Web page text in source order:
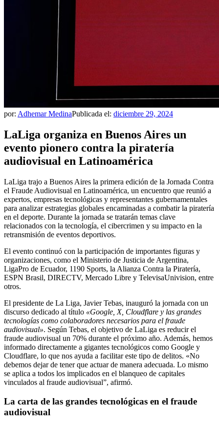
por: Adhemar MedinaPublicada el: diciembre 29, 2024
LaLiga organiza en Buenos Aires un
evento pionero contra la piratería
audiovisual en Latinoamérica
LaLiga trajo a Buenos Aires la primera edición de la Jornada Contra
el Fraude Audiovisual en Latinoamérica, un encuentro que reunió a
expertos, empresas tecnológicas y representantes gubernamentales
para analizar estrategias globales encaminadas a combatir la piratería
en el deporte. Durante la jornada se tratarán temas clave
relacionados con la tecnología, el cibercrimen y su impacto en la
retransmisión de eventos deportivos.
El evento continuó con la participación de importantes figuras y
organizaciones, como el Ministerio de Justicia de Argentina,
LigaPro de Ecuador, 1190 Sports, la Alianza Contra la Piratería,
ESPN Brasil, DIRECTV, Mercado Libre y TelevisaUnivision, entre
otros.
El presidente de La Liga, Javier Tebas, inauguró la jornada con un
discurso dedicado al título «Google, X, Cloudflare y las grandes
tecnologías como colaboradores necesarios para el fraude
audiovisual». Según Tebas, el objetivo de LaLiga es reducir el
fraude audiovisual un 70% durante el próximo año. Además, hemos
informado directamente a gigantes tecnológicos como Google y
Cloudflare, lo que nos ayuda a facilitar este tipo de delitos. «No
debemos dejar de tener que actuar de manera adecuada. Lo mismo
se aplica a todos los implicados en el blanqueo de capitales
vinculados al fraude audiovisual”, afirmó.
La carta de las grandes tecnológicas en el fraude
audiovisual